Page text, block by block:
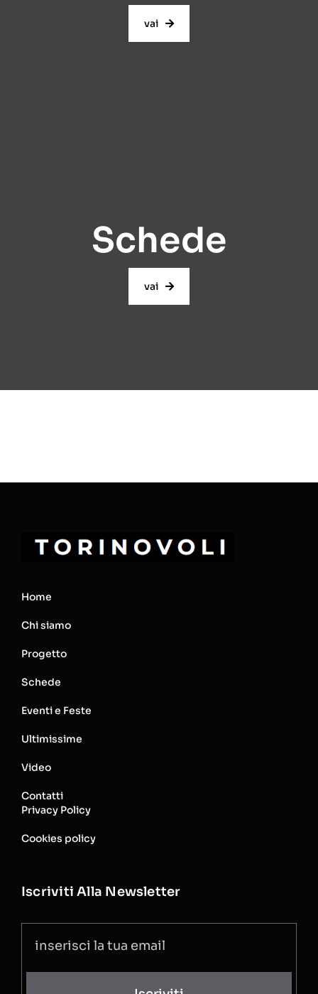
vai
Schede
vai
Home
Chi siamo
Progetto
Schede
Eventi e Feste
Ultimissime
Video
Contatti
Privacy Policy
Cookies policy
Iscriviti Alla Newsletter